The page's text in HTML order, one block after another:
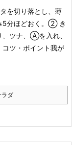
を切り落とし、薄
分ほどおく。 ② き
、ツナ、Ⓐを入れ、
コツ・ポイント我が
ラダ